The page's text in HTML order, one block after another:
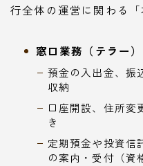
行全体の運営に関わる「
窓口業務（テラー
預金の入出金、振
収納
口座開設、住所変
き
定期預金や投資信
の案内・受付（資